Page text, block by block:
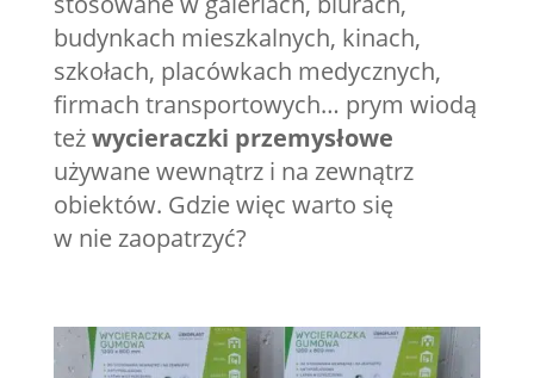
budynkach mieszkalnych, kinach,
szkołach, placówkach medycznych,
firmach transportowych… prym wiodą
teżwycieraczki przemysłowe
używane wewnątrz i na zewnątrz
obiektów. Gdzie więc warto się
w nie zaopatrzyć?